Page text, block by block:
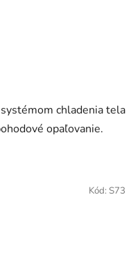
chladenia tela
opaľovanie.
Kód: S73